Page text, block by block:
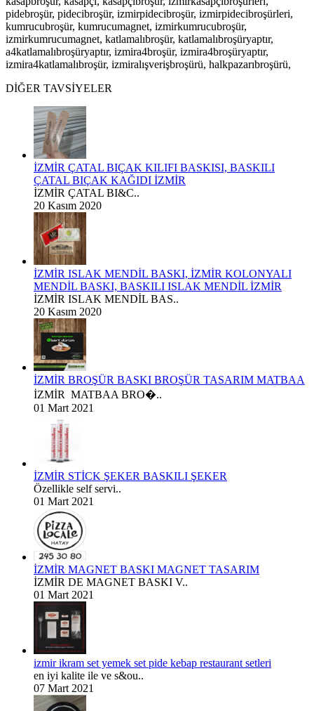
pidebroşür, pidecibroşür, izmirpidecibroşür, izmirpidecibroşürleri,
kumrucubroşür, kumrucumagnet, izmirkumrucubroşür,
izmirkumrucumagnet, katlamalıbroşür, katlamalıbroşüryaptır,
a4katlamalıbroşüryaptır, izmira4broşür, izmira4broşüryaptır,
izmira4katlamalıbroşür, izmiralışverişbroşürü, halkpazarıbroşürü,
DİĞER TAVSİYELER
İZMİR ÇATAL BIÇAK KILIFI BASKISI, BASKILI
ÇATAL BIÇAK KAĞIDI İZMİR
İZMİR ÇATAL BI&C..
20 Kasım 2020
İZMİR ISLAK MENDİL BASKI, İZMİR KOLONYALI
MENDİL BASKI, BASKILI ISLAK MENDİL İZMİR
İZMİR ISLAK MENDİL BAS..
20 Kasım 2020
İZMİR BROŞÜR BASKI BROŞÜR TASARIM MATBAA
İZMİR MATBAA BRO�..
01 Mart 2021
İZMİR STİCK ŞEKER BASKILI ŞEKER
Özellikle self servi..
01 Mart 2021
İZMİR MAGNET BASKI MAGNET TASARIM
İZMİR DE MAGNET BASKI V..
01 Mart 2021
izmir ikram set yemek set pide kebap restaurant setleri
en iyi kalite ile ve s&ou..
07 Mart 2021